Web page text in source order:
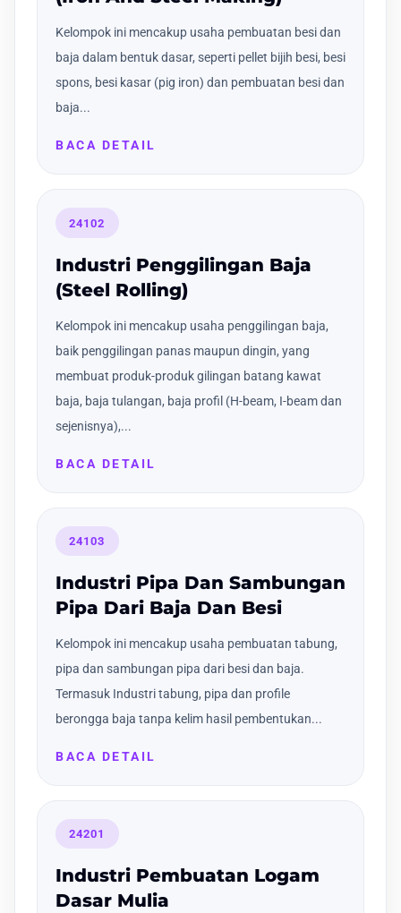
Kelompok ini mencakup usaha pembuatan besi dan
baja dalam bentuk dasar, seperti pellet bijih besi, besi
spons, besi kasar (pig iron) dan pembuatan besi dan
baja...
BACA DETAIL
24102
Industri Penggilingan Baja
(Steel Rolling)
Kelompok ini mencakup usaha penggilingan baja,
baik penggilingan panas maupun dingin, yang
membuat produk-produk gilingan batang kawat
baja, baja tulangan, baja profil (H-beam, I-beam dan
sejenisnya),...
BACA DETAIL
24103
Industri Pipa Dan Sambungan
Pipa Dari Baja Dan Besi
Kelompok ini mencakup usaha pembuatan tabung,
pipa dan sambungan pipa dari besi dan baja.
Termasuk Industri tabung, pipa dan profile
berongga baja tanpa kelim hasil pembentukan...
BACA DETAIL
24201
Industri Pembuatan Logam
Dasar Mulia